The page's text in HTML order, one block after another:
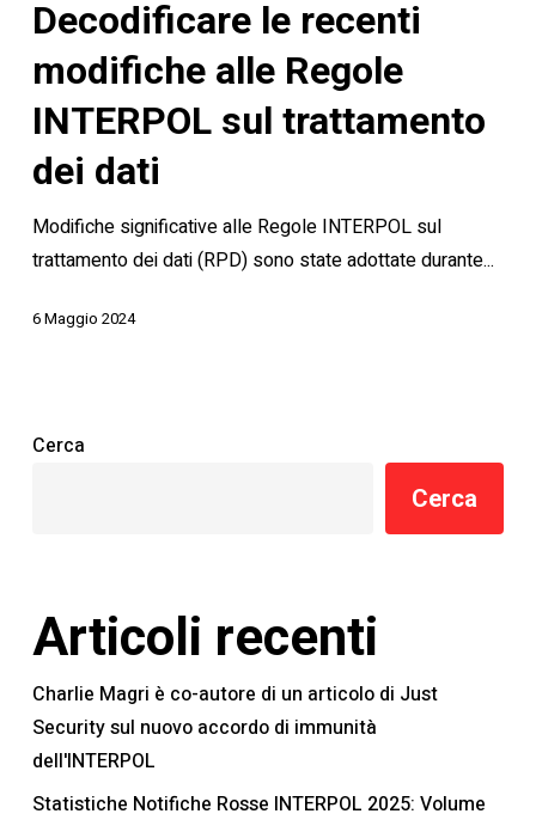
modifiche
alle
INTERPOL
sul
dei
dati
Decodificare le recenti
modifiche alle Regole
INTERPOL sul trattamento
dei dati
Modifiche significative alle Regole INTERPOL sul
trattamento dei dati (RPD) sono state adottate durante...
6 Maggio 2024
Cerca
Cerca
Articoli recenti
Charlie Magri è co-autore di un articolo di Just
Security sul nuovo accordo di immunità
dell'INTERPOL
Statistiche Notifiche Rosse INTERPOL 2025: Volume